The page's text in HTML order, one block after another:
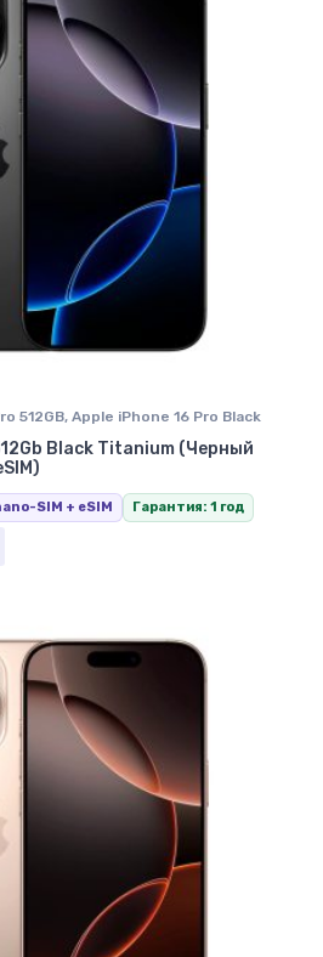
512GB, Apple iPhone 16 Pro Black
, iPhone 16 Pro
iPhone в
Black Titanium (Черный
SIM + eSIM Гарантия: 1 год